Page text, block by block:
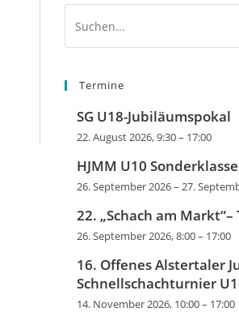
Termine
SG U18-Jubiläumspokal
22. August 2026, 9:30– 17:00
HJMM U10
26. September 2026– 27.
22. „Schach am
26. September 2026, 8:00– 17:00
16. Offenes Alstertaler
Schnellschachturnier
14. November 2026, 10:00– 17:00